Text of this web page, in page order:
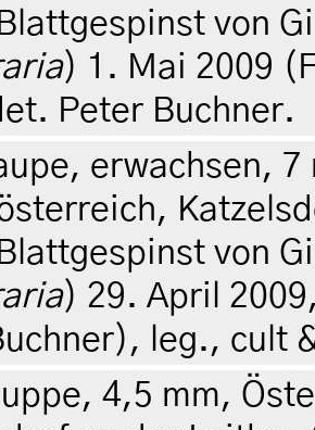
von
) 1. Mai 2009
Peter Buchner.
erwachsen,
von
) 29. April
leg., cult
4,5 mm,